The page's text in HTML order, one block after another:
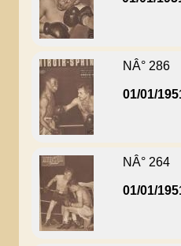
NÂ° 286
01/01/
NÂ° 264
01/01/